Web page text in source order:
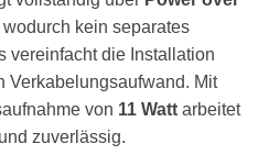
wodurch kein separates
vereinfacht die Installation
Verkabelungsaufwand. Mit
von 11 Watt arbeitet
zuverlässig.